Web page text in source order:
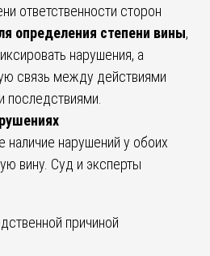
ответственности сторон
определения степени вины,
нарушения, а
связь между действиями
последствиями.
нарушений у обоих
вину. Суд и эксперты
причиной